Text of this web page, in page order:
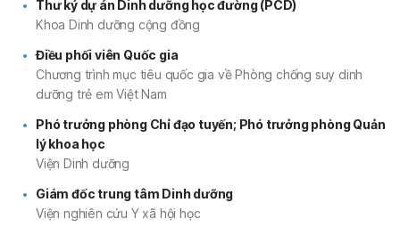
Thư ký dự án Dinh dưỡng học đường (PCD)
Khoa Dinh dưỡng cộng đồng
Điều phối viên Quốc gia
Chương trình mục tiêu quốc gia về Phòng chống suy dinh
dưỡng trẻ em Việt Nam
Phó trưởng phòng Chỉ đạo tuyến; Phó trưởng phòng Quản
lý khoa học
Viện Dinh dưỡng
Giám đốc trung tâm Dinh dưỡng
Viện nghiên cứu Y xã hội học